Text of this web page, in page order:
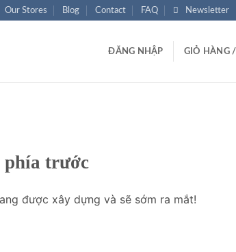
Our Stores Blog Contact FAQ Newsletter
ĐĂNG NHẬP GIỎ HÀNG /
phía trước
được xây dựng và sẽ sớm ra mắt!